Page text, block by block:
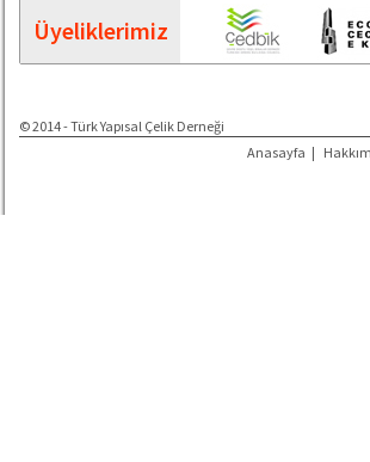
Üyeliklerimiz
© 2014 - Türk Yapısal Çelik Derneği
Anasayfa |